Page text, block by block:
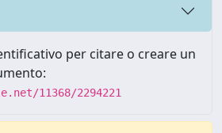
per citare o creare un
11368/2294221